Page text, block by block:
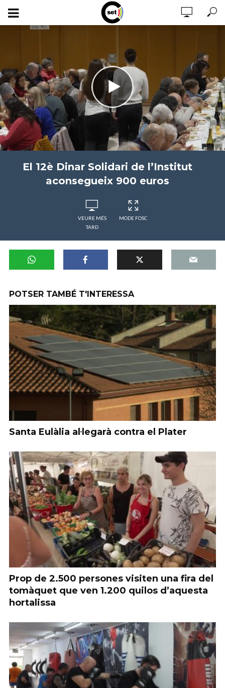
El 12è Dinar Solidari de l’Institut
aconsegueix 900 euros
VEURE MÉS
TARD
MODE FOSC
POTSER TAMBÉ T'INTERESSA
Santa Eulàlia al·legarà contra el Plater
Prop de 2.500 persones visiten una fira del
tomàquet que ven 1.200 quilos d’aquesta
hortalissa